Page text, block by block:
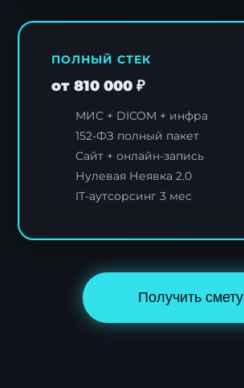
ПОЛНЫЙ СТЕК
от 810 000 ₽
МИС + DICOM + инфра
152-ФЗ полный пакет
Сайт + онлайн-запись
Нулевая Неявка 2.0
IT-аутсорсинг 3 мес
Получить смету